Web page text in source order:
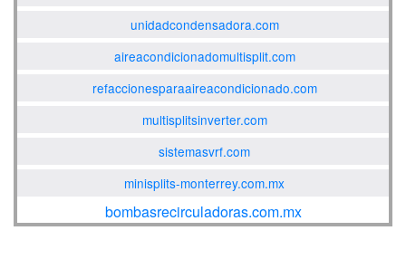
unidadcondensadora.com
aireacondicionadomultisplit.com
refaccionesparaaireacondicionado.com
multisplitsinverter.com
sistemasvrf.com
minisplits-monterrey.com.mx
bombasrecirculadoras.com.mx